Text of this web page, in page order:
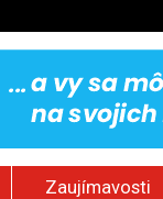
Zaujímavosti